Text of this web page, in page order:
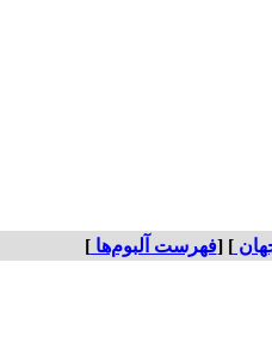
] [فهرست آلبوم‌ها]